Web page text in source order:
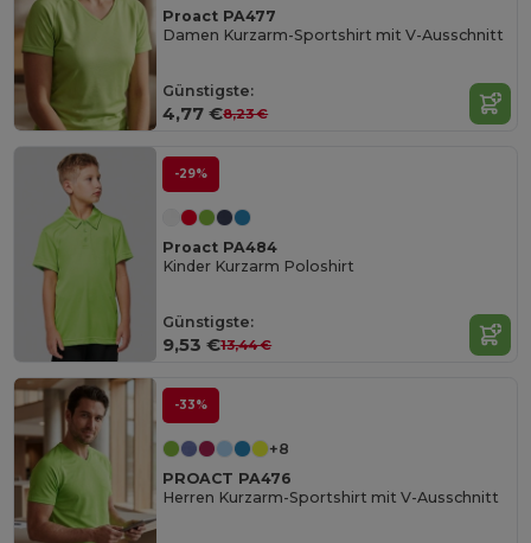
Proact PA477
Damen Kurzarm-Sportshirt mit V-Ausschnitt
Günstigste:
4,77 €8,23 €
-29%
Proact PA484
Kinder Kurzarm Poloshirt
Günstigste:
9,53 €13,44 €
-33%
+8
PROACT PA476
Herren Kurzarm-Sportshirt mit V-Ausschnitt